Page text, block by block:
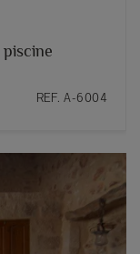
piscine
REF. A-6004